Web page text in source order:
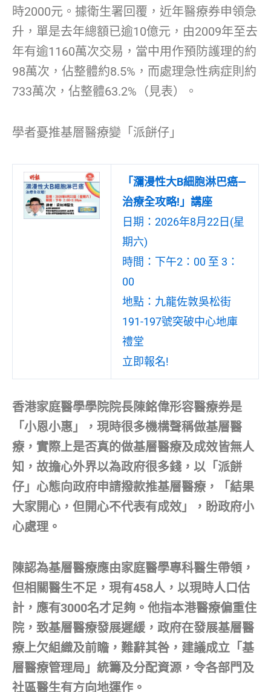
時2000元。據衛生署回覆，近年醫療券申領急
升，單是去年總額已逾10億元，由2009年至去
年有逾1160萬次交易，當中用作預防護理的約
98萬次，佔整體約8.5%，而處理急性病症則約
733萬次，佔整體63.2%（見表）。
學者憂推基層醫療變「派餅仔」
「瀰漫性大B細胞淋巴癌—
治療全攻略!」講座
日期：2026年8月22日(星
期六)
時間：下午2：00 至 3：
00
地點：九龍佐敦吳松街
191-197號突破中心地庫
禮堂
立即報名!
香港家庭醫學學院院長陳銘偉形容醫療券是
「小恩小惠」，現時很多機構聲稱做基層醫
療，實際上是否真的做基層醫療及成效皆無人
知，故擔心外界以為政府很多錢，以「派餅
仔」心態向政府申請撥款推基層醫療，「結果
大家開心，但開心不代表有成效」，盼政府小
心處理。
陳認為基層醫療應由家庭醫學專科醫生帶領，
但相關醫生不足，現有458人，以現時人口估
計，應有3000名才足夠。他指本港醫療偏重住
院，致基層醫療發展遲緩，政府在發展基層醫
療上欠組織及前瞻，難辭其咎，建議成立「基
層醫療管理局」統籌及分配資源，令各部門及
社區醫生有方向地運作。